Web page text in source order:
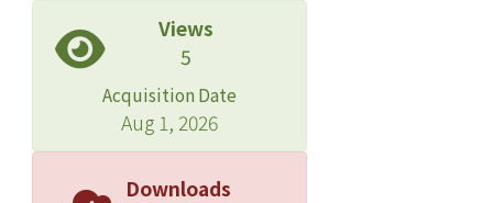
Views
5
Acquisition Date
Aug 1, 2026
Downloads